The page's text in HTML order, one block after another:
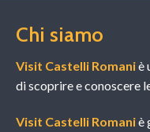
Chi siamo
Visit Castelli Romaniè
di scoprire e conoscere
Visit Castelli Romaniè